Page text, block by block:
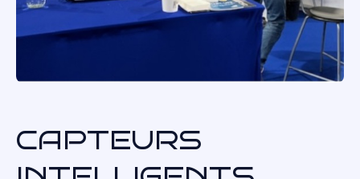
CAPTEURS